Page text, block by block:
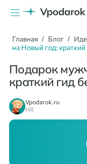
Главная Блог
на Новый год:
Подарок
краткий гид
Vpodarok.ru
HR